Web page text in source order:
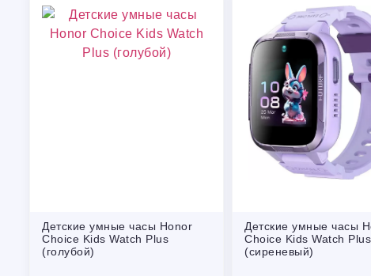
Детские умные часы Honor
Choice Kids Watch Plus
(голубой)
Детские умные часы
Choice Kids Watch Plus
(сиреневый)